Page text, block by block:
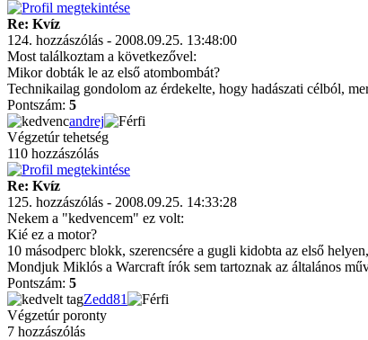
Re: Kvíz
124. hozzászólás - 2008.09.25. 13:48:00
Most találkoztam a következővel:
Mikor dobták le az első atombombát?
Technikailag gondolom az érdekelte, hogy hadászati célból,
Pontszám: 5
andrej
Végzetúr tehetség
110 hozzászólás
Re: Kvíz
125. hozzászólás - 2008.09.25. 14:33:28
Nekem a "kedvencem" ez volt:
Kié ez a motor?
10 másodperc blokk, szerencsére a gugli kidobta az első
Mondjuk Miklós a Warcraft írók sem tartoznak az általános
Pontszám: 5
Zedd81
Végzetúr poronty
7 hozzászólás